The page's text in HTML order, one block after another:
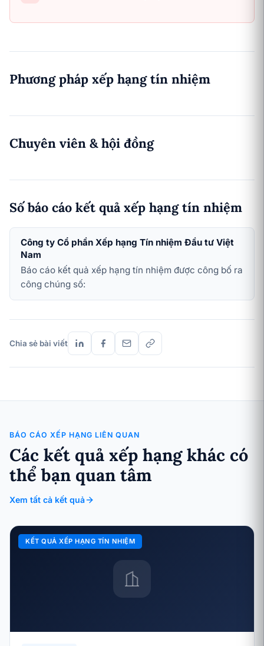
Phương pháp xếp hạng tín nhiệm
Chuyên viên & hội đồng
Số báo cáo kết quả xếp hạng tín nhiệm
Công ty Cổ phần Xếp hạng Tín nhiệm Đầu tư Việt
Nam
Báo cáo kết quả xếp hạng tín nhiệm được công bố ra
công chúng số:
Chia sẻ bài viết
BÁO CÁO XẾP HẠNG LIÊN QUAN
Các kết quả xếp hạng khác có
thể bạn quan tâm
Xem tất cả kết quả
KẾT QUẢ XẾP HẠNG TÍN NHIỆM